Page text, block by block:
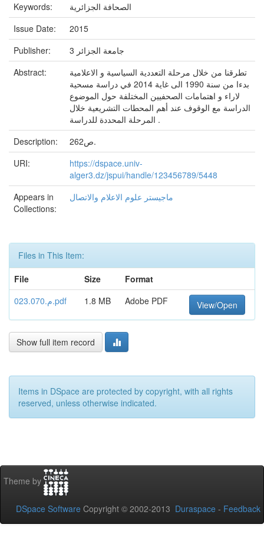
Keywords:
الصحافة الجزائرية
Issue Date:
2015
Publisher:
جامعة الجزائر 3
Abstract:
تطرقنا من خلال مرحلة التعددية السياسية و الاعلامية
بدءا من سنة 1990 الى غاية 2014 في دراسة مسحية
لاراء و اهتمامات الصحفيين المختلفة حول الموضوع
الدراسة مع الوقوف عند أهم المحطات التشريعية خلال
المرحلة المحددة للدراسة .
Description:
262ص.
URI:
https://dspace.univ-
alger3.dz/jspui/handle/123456789/5448
Appears in
Collections:
ماجيستر علوم الاعلام والاتصال
Files in This Item:
File
Size
Format
م.023.070.pdf
1.8 MB Adobe PDF View/Open
Show full item record
Items in DSpace are protected by copyright, with all rights
reserved, unless otherwise indicated.
Theme by
DSpace Software Copyright © 2002-2013 Duraspace - Feedback